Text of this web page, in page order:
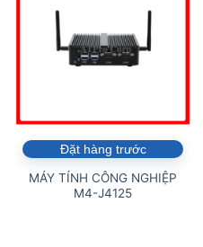
Đặt hàng trước
MÁY TÍNH CÔNG NGHIỆP
M4-J4125